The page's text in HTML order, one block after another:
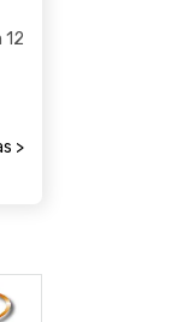
12
>